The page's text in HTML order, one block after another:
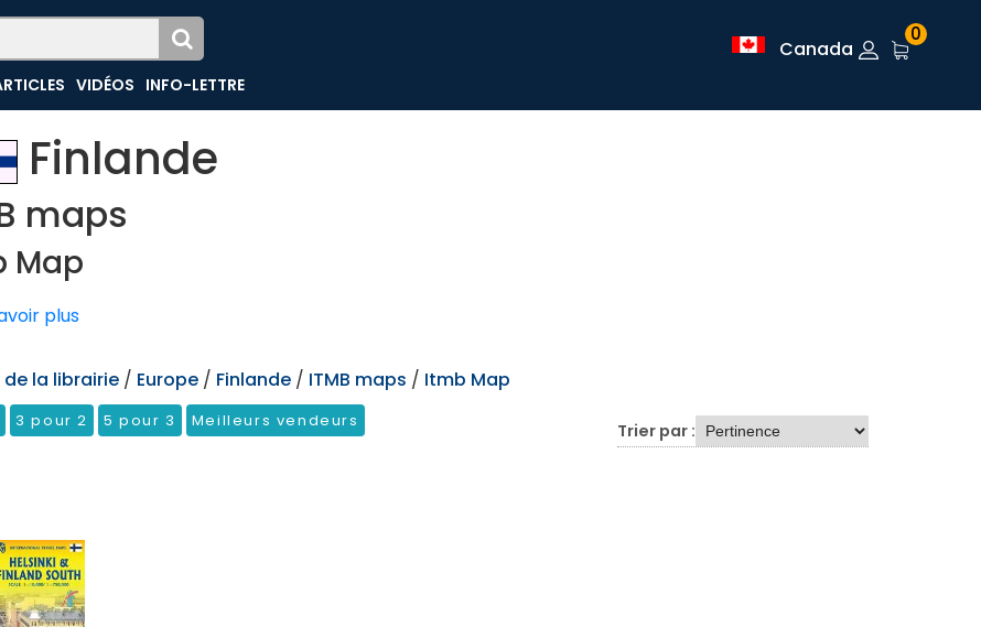
VIDÉOS INFO-LETTRE
Canada
0
Finlande
maps
Map
plus
la librairie / Europe / Finlande / ITMB maps / Itmb Map
3 pour 2 5 pour 3 Meilleurs vendeurs Trier par :